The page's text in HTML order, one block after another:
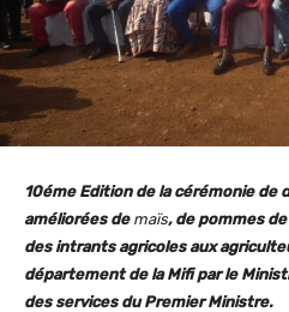
10éme Edition de la cérémonie
améliorées demaïs, de pommes
des intrants agricoles aux
département de la Mifi parle
des services du Premier Ministre.